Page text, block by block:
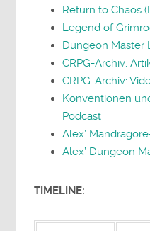
Return to Chaos
Legend of
Dungeon Master
CRPG-Archiv:
CRPG-Archiv:
Konventionen
Podcast
Alex’
Alex’ Dungeon
TIMELINE: